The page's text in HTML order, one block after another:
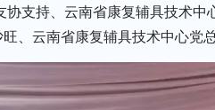
支持、云南省康复辅具技术
、云南省康复辅具技术中心党